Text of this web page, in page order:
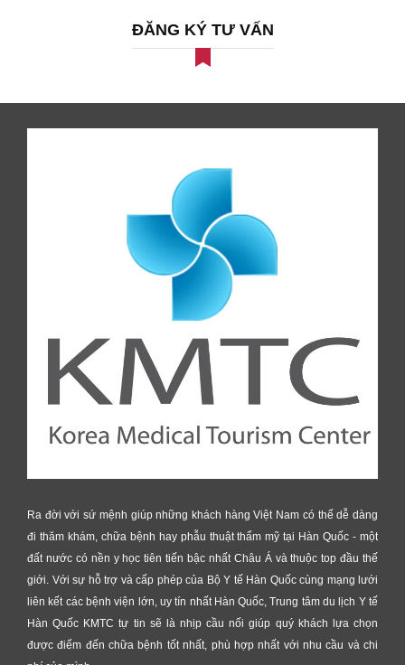
ĐĂNG KÝ TƯ VẤN
Ra đời với sứ mệnh giúp những khách hàng Việt Nam có thể dễ dàng
đi thăm khám, chữa bệnh hay phẫu thuật thẩm mỹ tại Hàn Quốc - một
đất nước có nền y học tiên tiến bậc nhất Châu Á và thuộc top đầu thế
giới. Với sự hỗ trợ và cấp phép của Bộ Y tế Hàn Quốc cùng mạng lưới
liên kết các bệnh viện lớn, uy tín nhất Hàn Quốc, Trung tâm du lịch Y tế
Hàn Quốc KMTC tự tin sẽ là nhịp cầu nối giúp quý khách lựa chọn
được điểm đến chữa bệnh tốt nhất, phù hợp nhất với nhu cầu và chi